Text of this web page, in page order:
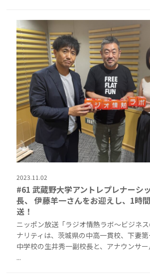
2023.11.02
#61 武蔵野大学アントレプレナーシ
長、 伊藤羊一さんをお迎えし、1時
送！
ニッポン放送「ラジオ情熱ラボ〜ビジネ
ナリティは、茨城県の中高一貫校、下妻
中学校の生井秀一副校長と、アナウンサー
...